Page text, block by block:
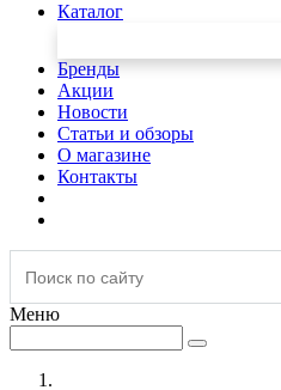
Каталог
Бренды
Акции
Новости
Статьи и обзоры
О магазине
Контакты
Меню